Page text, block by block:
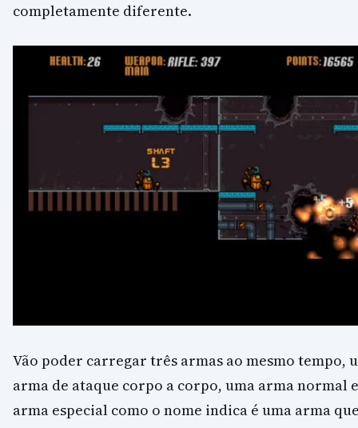
completamente diferente.
Vão poder carregar três armas ao mesmo tempo,
arma de ataque corpo a corpo, uma arma normal
arma especial como o nome indica é uma arma